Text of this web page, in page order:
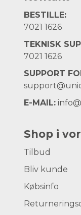
BESTILLE:
7021 1626
TEKNISK
7021 1626
SUPPORT
E-MAIL:
Shop i
Tilbud
Bliv kunde
Købsinfo